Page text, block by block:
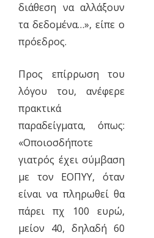
διάθεση να αλλάξουν
τα δεδομένα…», είπε ο
πρόεδρος.
Προς επίρρωση του
λόγου του, ανέφερε
πρακτικά
παραδείγματα, όπως:
«Οποιοσδήποτε
γιατρός έχει σύμβαση
με τον ΕΟΠΥΥ, όταν
είναι να πληρωθεί θα
πάρει πχ 100 ευρώ,
μείον 40, δηλαδή 60